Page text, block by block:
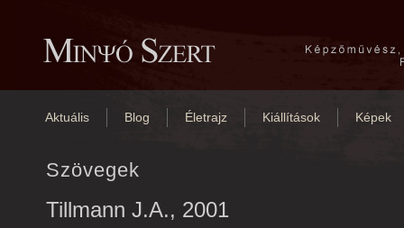
Aktuális Blog Életrajz Kiállítások Képek
Szövegek
Tillmann J.A., 2001